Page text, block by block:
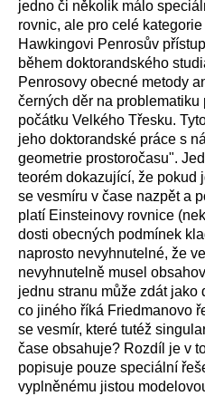
jedno či několik málo
rovnic, ale pro celé
Hawkingovi Penrosův
během doktorandského
Penrosovy obecné metody
černých děr na
počátku Velkého Třesku.
jeho doktorandské práce s
geometrie prostoročasu".
teorém dokazující, že pokud
se vesmíru v čase nazpět a
platí Einsteinovy rovnice
dosti obecných podmínek
naprosto nevyhnutelné, že
nevyhnutelně musel
jednu stranu může zdát
co jiného říká Friedmanovo
se vesmír, které tutéž
čase obsahuje? Rozdíl je v
popisuje pouze speciální
vyplněnému jistou